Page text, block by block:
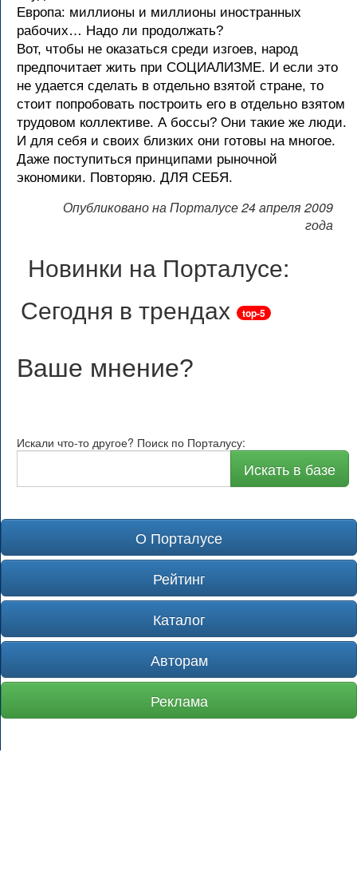
Европа: миллионы и миллионы иностранных
рабочих… Надо ли продолжать?
Вот, чтобы не оказаться среди изгоев, народ
предпочитает жить при СОЦИАЛИЗМЕ. И если это
не удается сделать в отдельно взятой стране, то
стоит попробовать построить его в отдельно взятом
трудовом коллективе. А боссы? Они такие же люди.
И для себя и своих близких они готовы на многое.
Даже поступиться принципами рыночной
экономики. Повторяю. ДЛЯ СЕБЯ.
Опубликовано на Порталусе 24 апреля 2009
года
Новинки на Порталусе:
Сегодня в трендах
top-5
Ваше мнение?
Искали что-то другое? Поиск по Порталусу:
Искать в базе
О Порталусе
Рейтинг
Каталог
Авторам
Реклама